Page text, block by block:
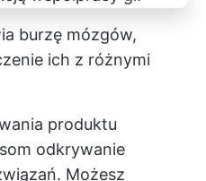
burzę mózgów,
ich z różnymi
produktu
odkrywanie
Możesz